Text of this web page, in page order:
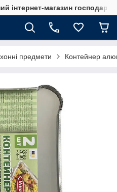
інтернет-магазин
предмети Контейнер